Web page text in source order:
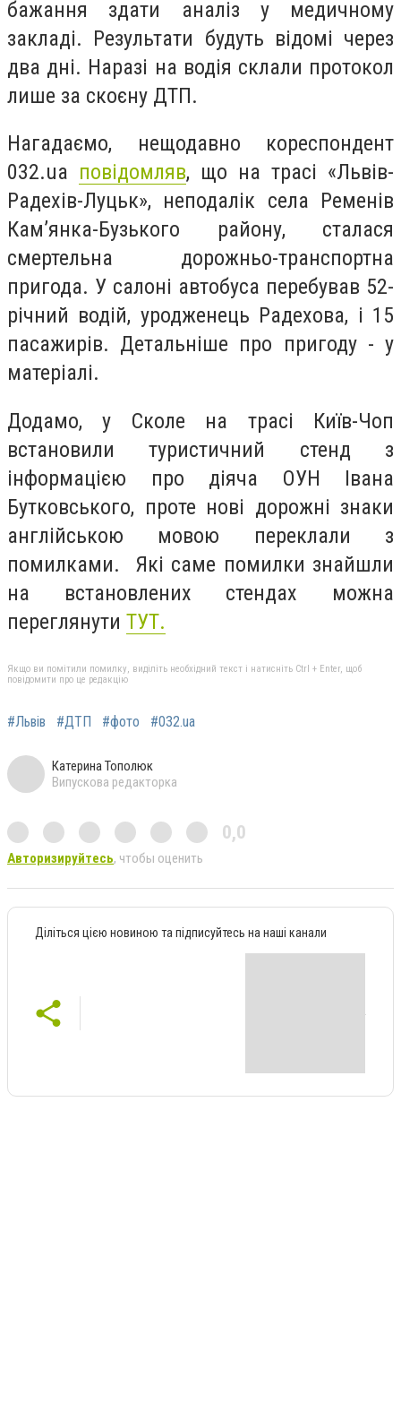
бажання здати аналіз у медичному
закладі. Результати будуть відомі через
два дні. Наразі на водія склали протокол
лише за скоєну ДТП.
Нагадаємо, нещодавно кореспондент
032.ua повідомляв, що на трасі «Львів-
Радехів-Луцьк», неподалік села Ременів
Кам’янка-Бузького району, сталася
смертельна дорожньо-транспортна
пригода. У салоні автобуса перебував 52-
річний водій, уродженець Радехова, і 15
пасажирів. Детальніше про пригоду - у
матеріалі.
Додамо, у Сколе на трасі Київ-Чоп
встановили туристичний стенд з
інформацією про діяча ОУН Івана
Бутковського, проте нові дорожні знаки
англійською мовою переклали з
помилками. Які саме помилки знайшли
на встановлених стендах можна
переглянути ТУТ.
Якщо ви помітили помилку, виділіть необхідний текст і натисніть Ctrl + Enter, щоб
повідомити про це редакцію
#Львів #ДТП #фото #032.ua
Катерина Тополюк
Випускова редакторка
0,0
Авторизируйтесь, чтобы оценить
Діліться цією новиною та підписуйтесь на наші канали